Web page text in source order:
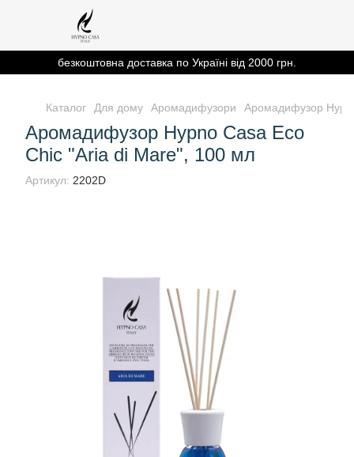
безкоштовна доставка по Україні від 2000 грн.
Каталог Для дому Аромадифузори Аромадифузор
Аромадифузор Hypno Casa Eco
Chic "Aria di Mare", 100 мл
Артикул: 2202D